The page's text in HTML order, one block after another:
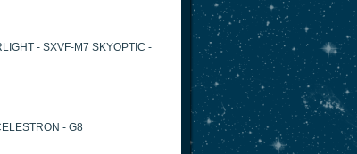
- SXVF-M7 SKYOPTIC -
- G8